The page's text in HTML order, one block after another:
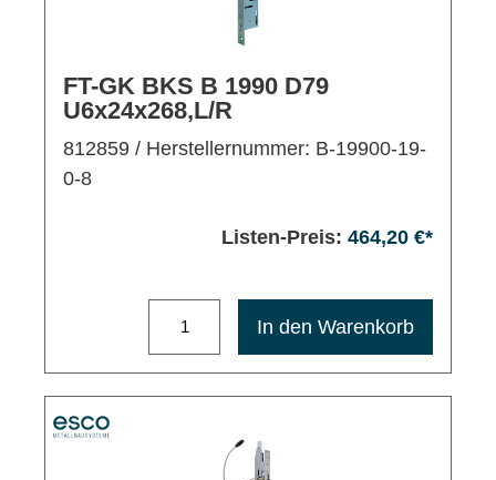
FT-GK BKS B 1990 D79
U6x24x268,L/R
812859 / Herstellernummer: B-19900-19-
0-8
Listen-Preis: 464,20 €*
In den Warenkorb